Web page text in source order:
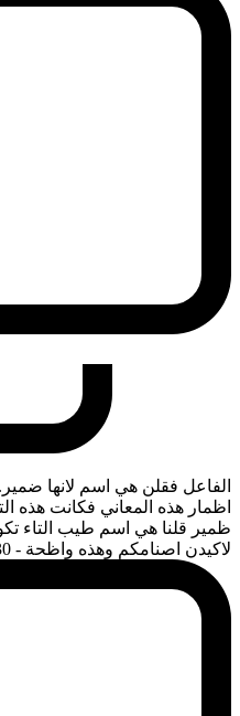
الفاعل فقلن هي اسم لانها
اظمار هذه المعاني فكانت هذه
ظمير قلنا هي اسم طيب التاء
لاكيدن اصنامكم وهذه واظحة - 00:02:30